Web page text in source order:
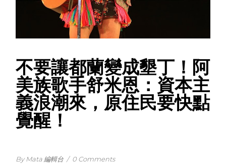
不要讓都蘭變成墾丁！阿
美族歌手舒米恩：資本主
義浪潮來，原住民要快點
覺醒！
By Mata 編輯台 / 0 Comments